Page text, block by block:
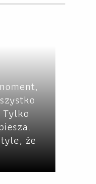
że